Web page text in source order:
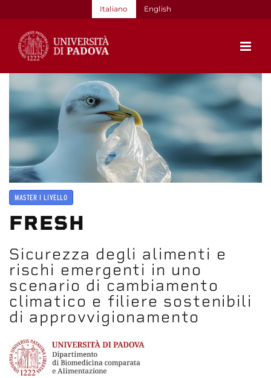
contenuto
Italiano English
MASTER I LIVELLO
FRESH
Sicurezza degli alimenti e
rischi emergenti in uno
scenario di cambiamento
climatico e filiere sostenibili
di approvvigionamento